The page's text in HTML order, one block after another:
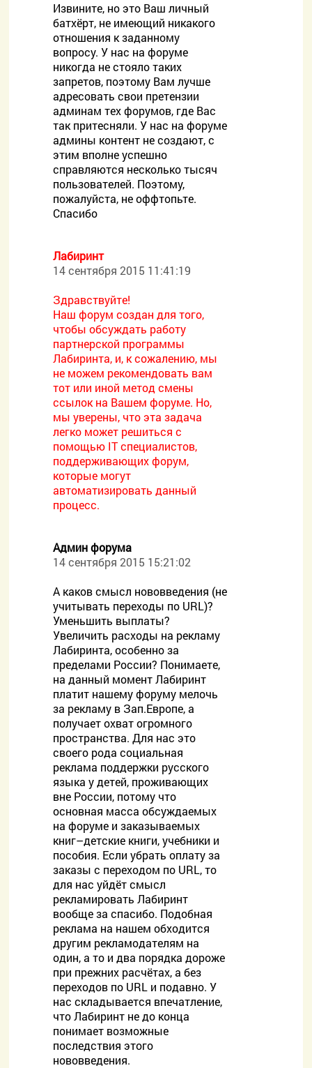
Извините, но это Ваш личный
батхёрт, не имеющий никакого
отношения к заданному
вопросу. У нас на форуме
никогда не стояло таких
запретов, поэтому Вам лучше
адресовать свои претензии
админам тех форумов, где Вас
так притесняли. У нас на форуме
админы контент не создают, с
этим вполне успешно
справляются несколько тысяч
пользователей. Поэтому,
пожалуйста, не оффтопьте.
Спасибо
Лабиринт
14 сентября 2015 11:41:19
Здравствуйте!
Наш форум создан для того,
чтобы обсуждать работу
партнерской программы
Лабиринта, и, к сожалению, мы
не можем рекомендовать вам
тот или иной метод смены
ссылок на Вашем форуме. Но,
мы уверены, что эта задача
легко может решиться с
помощью IT специалистов,
поддерживающих форум,
которые могут
автоматизировать данный
процесс.
Админ форума
14 сентября 2015 15:21:02
А каков смысл нововведения (не
учитывать переходы по URL)?
Уменьшить выплаты?
Увеличить расходы на рекламу
Лабиринта, особенно за
пределами России? Понимаете,
на данный момент Лабиринт
платит нашему форуму мелочь
за рекламу в Зап.Европе, а
получает охват огромного
пространства. Для нас это
своего рода социальная
реклама поддержки русского
языка у детей, проживающих
вне России, потому что
основная масса обсуждаемых
на форуме и заказываемых
книг–детские книги, учебники и
пособия. Если убрать оплату за
заказы с переходом по URL, то
для нас уйдёт смысл
рекламировать Лабиринт
вообще за спасибо. Подобная
реклама на нашем обходится
другим рекламодателям на
один, а то и два порядка дороже
при прежних расчётах, а без
переходов по URL и подавно. У
нас складывается впечатление,
что Лабиринт не до конца
понимает возможные
последствия этого
нововведения.